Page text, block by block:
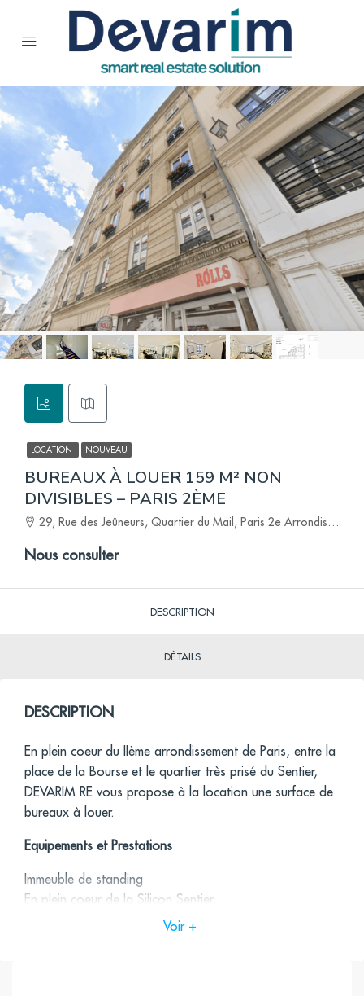
LOCATION NOUVEAU
BUREAUX À LOUER 159 M² NON
DIVISIBLES – PARIS 2ÈME
29, Rue des Jeûneurs, Quartier du Mail, Paris 2e Arrondissement, Paris, Île-de-France, France métropolitaine, 75002, France
Nous consulter
DESCRIPTION
DÉTAILS
DESCRIPTION
En plein coeur du IIème arrondissement de Paris, entre la
place de la Bourse et le quartier très prisé du Sentier,
DEVARIM RE vous propose à la location une surface de
bureaux à louer.
Equipements et Prestations
Immeuble de standing
En plein coeur de la Silicon Sentier
Voir +